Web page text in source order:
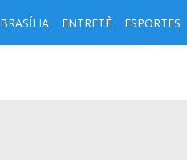
BRASÍLIA ENTRETÊ ESPORTES